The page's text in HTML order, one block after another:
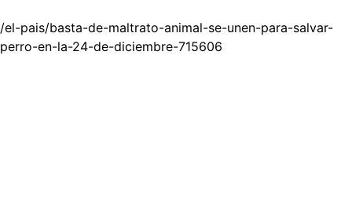
/el-pais/basta-de-maltrato-animal-se-unen-para-salvar-
perro-en-la-24-de-diciembre-715606